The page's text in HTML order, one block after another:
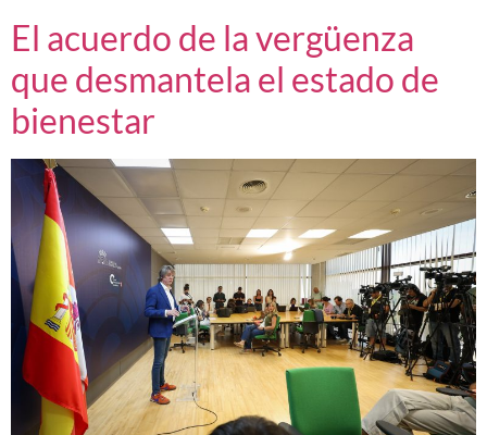
El acuerdo de la vergüenza
que desmantela el estado de
bienestar